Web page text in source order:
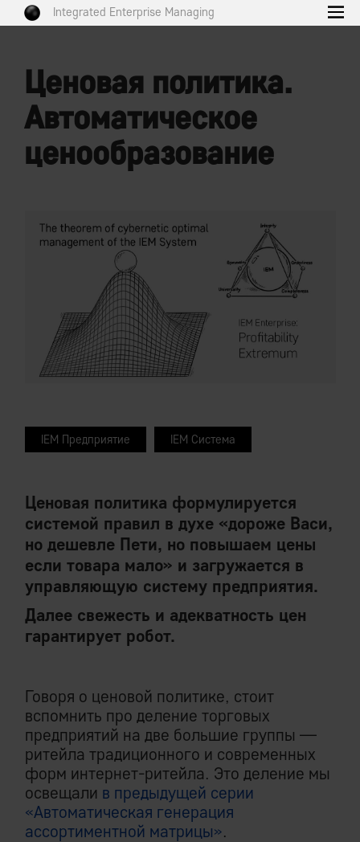
Integrated Enterprise Managing
Ценовая политика.
Автоматическое
ценообразование
IEM Предприятие IEM Система
Ценовая политика формулируется
системой правил в духе «дороже Васи,
но дешевле Пети, но повышаем цены
если товара мало» и загружается в
управляющую систему предприятия.
Далее свежесть и адекватность цен
гарантирует робот.
Говоря о ценовой политике, стоит
вспомнить про деление торговых
предприятий на две большие группы —
ритейла традиционного и современных
форм интернет-ритейла. Это деление мы
освещали в предыдущей серии
«Автоматическая генерация
ассортиментной матрицы».